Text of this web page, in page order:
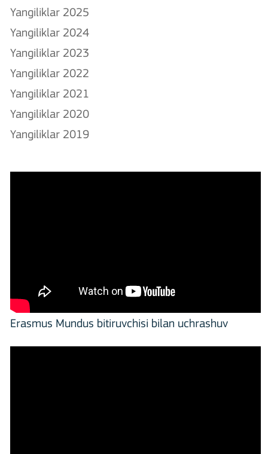
Yangiliklar 2025
Yangiliklar 2024
Yangiliklar 2023
Yangiliklar 2022
Yangiliklar 2021
Yangiliklar 2020
Yangiliklar 2019
Erasmus Mundus bitiruvchisi bilan uchrashuv